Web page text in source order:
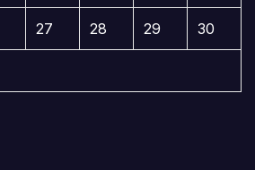
27 28 29 30